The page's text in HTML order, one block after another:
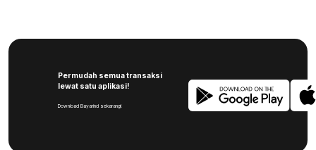
Permudah semua transaksi
lewat satu aplikasi!
Download Bayarind sekarang!